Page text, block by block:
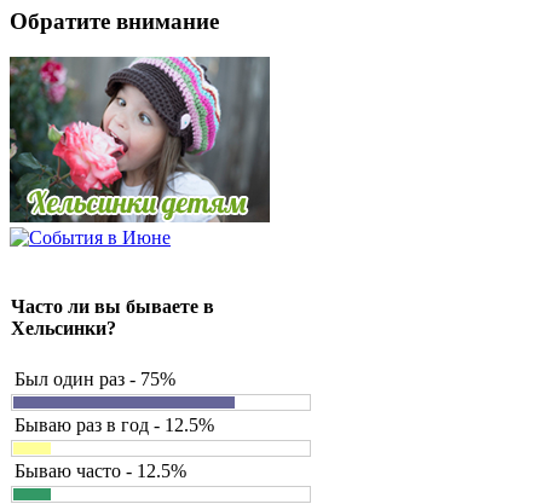
Обратите внимание
Часто ли вы бываете в
Хельсинки?
Был один раз - 75%
Бываю раз в год - 12.5%
Бываю часто - 12.5%